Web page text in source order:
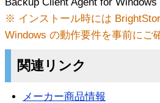
※ インストール時には
Windows の動作要件を事前にご
関連リンク
メーカー商品情報